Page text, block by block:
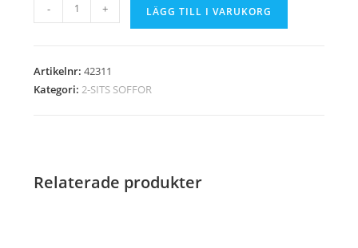
Chesterfield
sits
champagne
- + LÄGG TILL I VARUKORG
Artikelnr:42311
Kategori:2-SITS SOFFOR
Relaterade produkter